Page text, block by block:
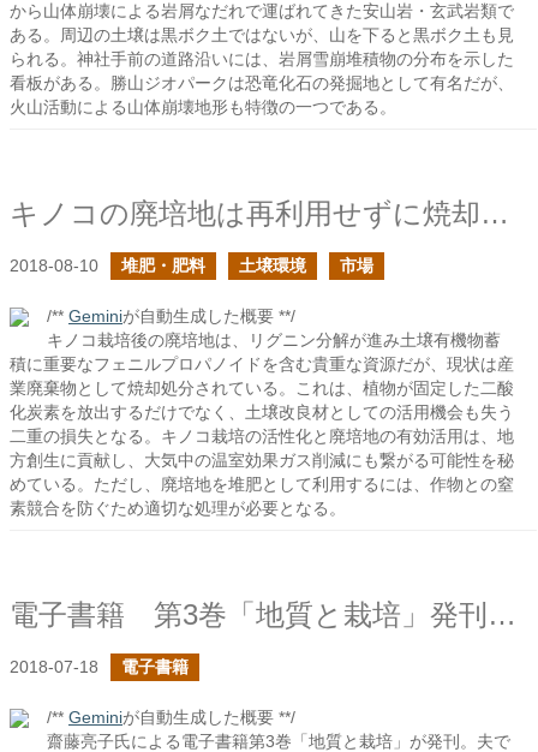
から山体崩壊による岩屑なだれで運ばれてきた安山岩・玄武岩類で
ある。周辺の土壌は黒ボク土ではないが、山を下ると黒ボク土も見
られる。神社手前の道路沿いには、岩屑雪崩堆積物の分布を示した
看板がある。勝山ジオパークは恐竜化石の発掘地として有名だが、
火山活動による山体崩壊地形も特徴の一つである。
キノコの廃培地は再利用せずに焼却している
2018-08-10 堆肥・肥料 土壌環境 市場
/** Geminiが自動生成した概要 **/
キノコ栽培後の廃培地は、リグニン分解が進み土壌有機物蓄
積に重要なフェニルプロパノイドを含む貴重な資源だが、現状は産
業廃棄物として焼却処分されている。これは、植物が固定した二酸
化炭素を放出するだけでなく、土壌改良材としての活用機会も失う
二重の損失となる。キノコ栽培の活性化と廃培地の有効活用は、地
方創生に貢献し、大気中の温室効果ガス削減にも繋がる可能性を秘
めている。ただし、廃培地を堆肥として利用するには、作物との窒
素競合を防ぐため適切な処理が必要となる。
電子書籍 第3巻「地質と栽培」発刊しました！
2018-07-18 電子書籍
/** Geminiが自動生成した概要 **/
齋藤亮子氏による電子書籍第3巻「地質と栽培」が発刊。夫で